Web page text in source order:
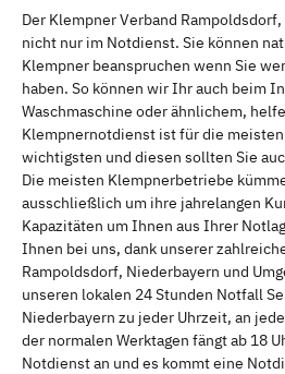
Der Klempner Verband
nicht nur im Notdienst. Sie können
Klempner beanspruchen wenn Sie
haben. So können wir Ihr auch beim
Waschmaschine oder ähnlichem,
Klempnernotdienst ist für die
wichtigsten und diesen sollten Sie
Die meisten Klempnerbetriebe
ausschließlich um ihre jahrelangen
Kapazitäten um Ihnen aus Ihrer
Ihnen bei uns, dank unserer
Rampoldsdorf, Niederbayern und
unseren lokalen 24 Stunden Notfall
Niederbayern zu jeder Uhrzeit, an
der normalen Werktagen fängt ab 18
Notdienst an und es kommt eine